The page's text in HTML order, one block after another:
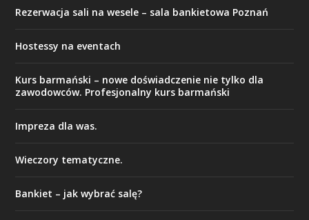
Rezerwacja sali na wesele – sala bankietowa Poznań
Hostessy na eventach
Kurs barmański – nowe doświadczenie nie tylko dla
zawodowców. Profesjonalny kurs barmański
Impreza dla was.
Wieczory tematyczne.
Bankiet – jak wybrać salę?